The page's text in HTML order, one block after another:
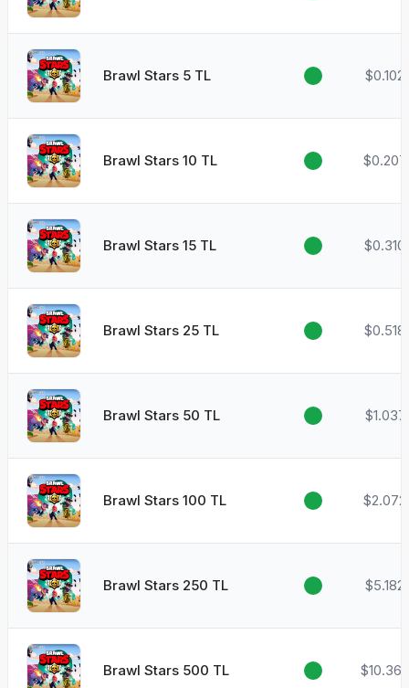
Brawl Stars 5 TL
Brawl Stars 10 TL
Brawl Stars 15 TL
Brawl Stars 25 TL
Brawl Stars 50 TL
Brawl Stars 100 TL
Brawl Stars 250 TL
Brawl Stars 500 TL